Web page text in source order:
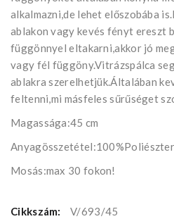
alkalmazni,de lehet előszobába
ablakon vagy kevés fényt ereszt
függönnyel eltakarni,akkor jó
vagy fél függöny.Vitrázspálca
ablakra szerelhetjük.Általában
feltenni,mi másfeles sűrűséget
Magassága:45 cm
Anyagösszetétel:100%Poliészter
Mosás:max 30 fokon!
Cikkszám:
V/693/45